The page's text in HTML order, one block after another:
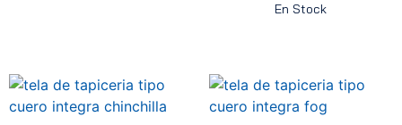
En Stock